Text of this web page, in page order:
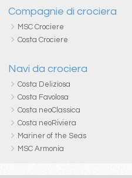
Compagnie di crociera
MSC Crociere
Costa Crociere
Navi da crociera
Costa Deliziosa
Costa Favolosa
Costa neoClassica
Costa neoRiviera
Mariner of the Seas
MSC Armonia